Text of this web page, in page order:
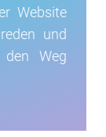
Website
und
Weg